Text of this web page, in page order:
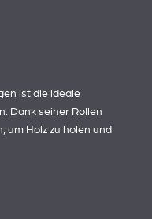
ist die ideale
Dank seiner Rollen
um Holz zu holen und